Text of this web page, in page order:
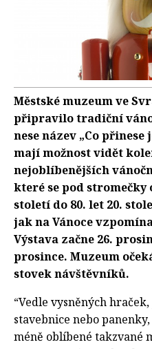
Městské muzeum ve
připravilo tradiční
nese název „Co
mají možnost vidět
nejoblíbenějších
které se pod stromečky
století do 80. let 20.
jak na Vánoce
Výstava začne 26.
prosince. Muzeum
stovek návštěvníků.
“Vedle vysněných
stavebnice nebo
méně oblíbené takzvané